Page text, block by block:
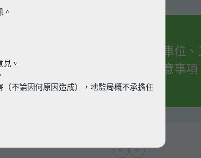
有關車位
的注意事項
。
不論因何原因造成），地監局概不承擔任